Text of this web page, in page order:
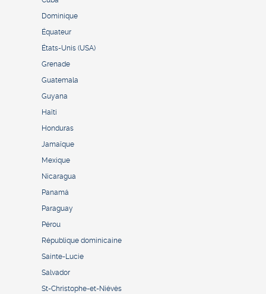
Dominique
Équateur
États-Unis (USA)
Grenade
Guatemala
Guyana
Haïti
Honduras
Jamaïque
Mexique
Nicaragua
Panamá
Paraguay
Pérou
République dominicaine
Sainte-Lucie
Salvador
St-Christophe-et-Niévès